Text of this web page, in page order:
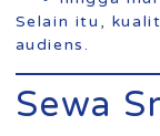
Selain itu,
audiens.
Sewa